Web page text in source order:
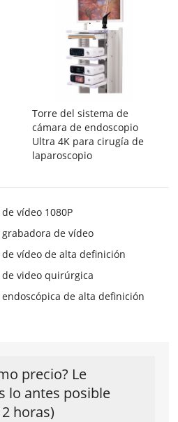
Torre del sistema de
cámara de endoscopio
Ultra 4K para cirugía de
laparoscopio
vídeo 1080P
grabadora de vídeo
de vídeo de alta definición
de video quirúrgica
endoscópica de alta definición
precio? Le
lo antes posible
horas)